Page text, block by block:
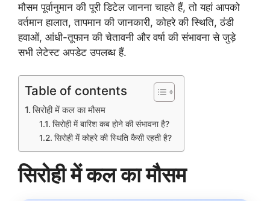
मौसम पूर्वानुमान की पूरी डिटेल जानना चाहते हैं, तो यहां आपको
वर्तमान हालात, तापमान की जानकारी, कोहरे की स्थिति, ठंडी
हवाओं, आंधी-तूफान की चेतावनी और वर्षा की संभावना से जुड़े
सभी लेटेस्ट अपडेट उपलब्ध हैं.
Table of contents
सिरोही में कल का मौसम
सिरोही में बारिश कब होने की संभावना है?
सिरोही में कोहरे की स्थिति कैसी रहती है?
सिरोही में कल का मौसम